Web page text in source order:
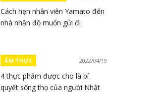
Cách hẹn nhân viên Yamato đến
nhà nhận đồ muốn gửi đi
ẨM THỰC 2022/04/19
4 thực phẩm được cho là bí
quyết sống thọ của người Nhật